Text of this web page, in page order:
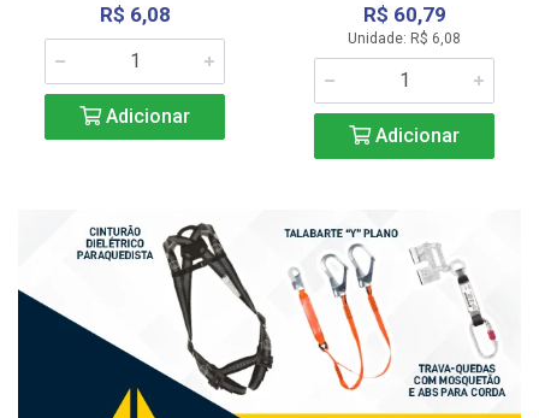
R$ 6,08
Adicionar
R$ 60,79
Unidade: R$ 6,08
Adicionar